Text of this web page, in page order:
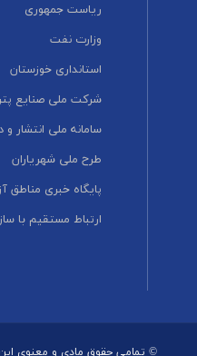
ریاست جمهوری
وزارت نفت
استانداری خوزستان
شرکت ملی صنایع
سامانه ملی انتشار
طرح ملی شهریاران
پایگاه خبری مناطق
ارتباط مستقیم با
© تمامی حقوق مادی و معنوی این